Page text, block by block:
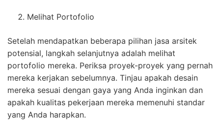
Melihat Portofolio
Setelah mendapatkan beberapa pilihan jasa arsitek
potensial, langkah selanjutnya adalah melihat
portofolio mereka. Periksa proyek-proyek yang pernah
mereka kerjakan sebelumnya. Tinjau apakah desain
mereka sesuai dengan gaya yang Anda inginkan dan
apakah kualitas pekerjaan mereka memenuhi standar
yang Anda harapkan.